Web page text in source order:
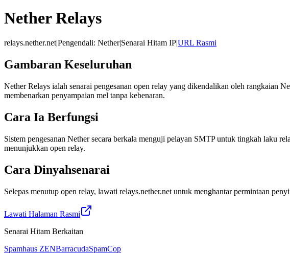
Nether Relays
relays.nether.net|Pengendali: Nether|Senarai Hitam IP|URL Rasmi
Gambaran Keseluruhan
Nether Relays ialah senarai pengesanan open relay yang dikendalikan oleh rangkaian
membenarkan penyampaian mel tanpa kebenaran.
Cara Ia Berfungsi
Sistem pengesanan Nether secara berkala menguji pelayan SMTP untuk tingkah laku
menunjukkan open relay.
Cara Dinyahsenarai
Selepas menutup open relay, lawati relays.nether.net untuk menghantar permintaan
Lawati Halaman Rasmi
Senarai Hitam Berkaitan
Spamhaus ZENBarracudaSpamCop